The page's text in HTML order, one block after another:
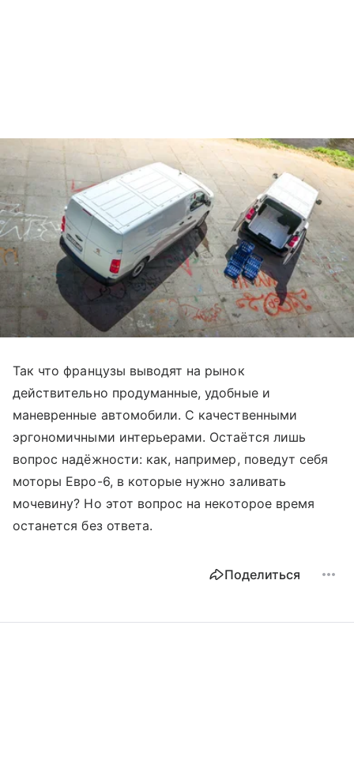
Так что французы выводят на рынок
действительно продуманные, удобные и
маневренные автомобили. С качественными
эргономичными интерьерами. Остаётся лишь
вопрос надёжности: как, например, поведут себя
моторы Евро-6, в которые нужно заливать
мочевину? Но этот вопрос на некоторое время
останется без ответа.
Поделиться